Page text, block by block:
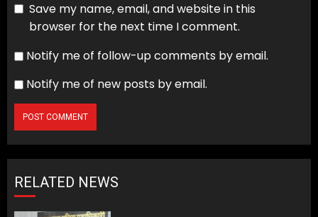
Save my name, email, and website in this
browser for the next time I comment.
Notify me of follow-up comments by email.
Notify me of new posts by email.
RELATED NEWS